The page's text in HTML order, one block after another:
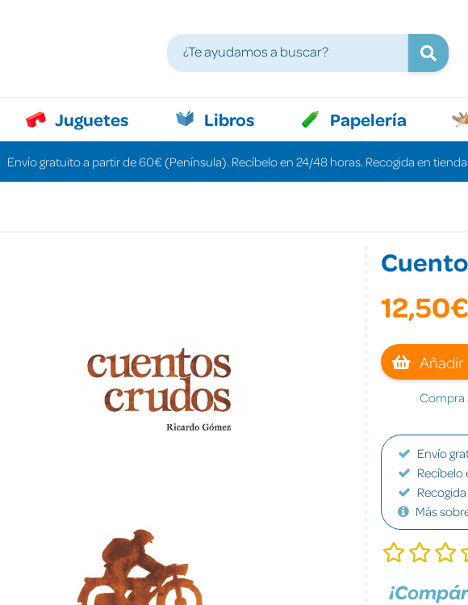
Juguetes Libros Papelería
Envío gratuito a partir de 60€ (Península). Recíbelo en 24/48 horas. Recogida en
12,50€
Añadir
Compra
Envío
Recíbelo
Más